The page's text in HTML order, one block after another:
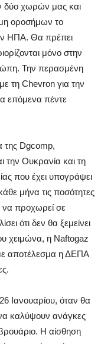
δύο χωρών μας και
οροσήμων το
ΗΠΑ. Θα πρέπει
μόνο στην
Την περασμένη
τη Chevron για την
επόμενα πέντε
της Dgcomp,
Ουκρανία και τη
που έχει υπογράψει
μήνα τις ποσότητες
να προχωρεί σε
ότι δεν θα ξεμείνει
χειμώνα, η Naftogaz
αποτέλεσμα η ΔΕΠΑ
Ιανουαρίου, όταν θα
καλύψουν ανάγκες
Η αίσθηση